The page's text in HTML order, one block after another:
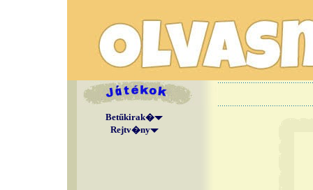
Betűkirak�
Rejtv�ny